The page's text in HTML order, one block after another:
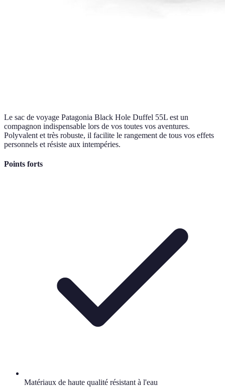
Le sac de voyage Patagonia Black Hole Duffel 55L est un
compagnon indispensable lors de vos toutes vos aventures.
Polyvalent et très robuste, il facilite le rangement de tous vos effets
personnels et résiste aux intempéries.
Points forts
Matériaux de haute qualité résistant à l'eau